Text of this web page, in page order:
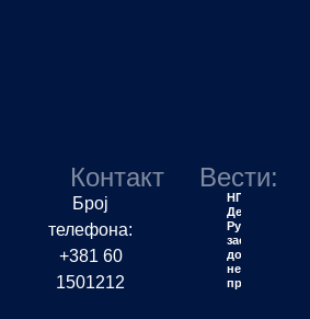
Контакт
Број
телефона:
+381 60
1501212
Вести:
НПС
Деспотовац:
Рудари
заслужују
достојанство,
не политичку
пропаганду